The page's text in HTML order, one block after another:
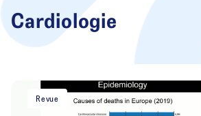
Cardiologie
Revue